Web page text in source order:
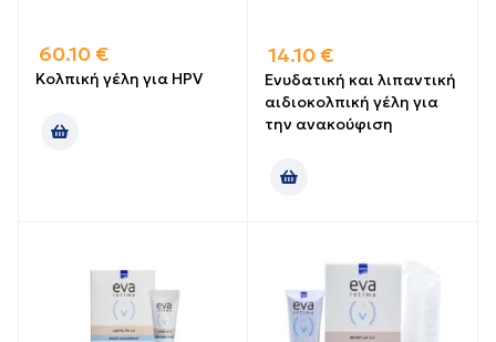
60.10 €
Κολπική γέλη για HPV
14.10 €
Ενυδατική και λιπαντική
αιδιοκολπική γέλη για
την ανακούφιση